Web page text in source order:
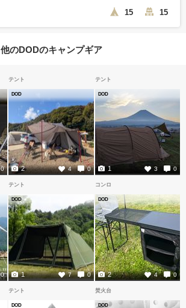
15 15
他のDODのキャンプギア
0
テント
DOD
4 0
2
テント
DOD
3 0
1
0
テント
DOD
7 0
1
コンロ
DOD
4 0
2
テント
DOD
焚火台
DOD